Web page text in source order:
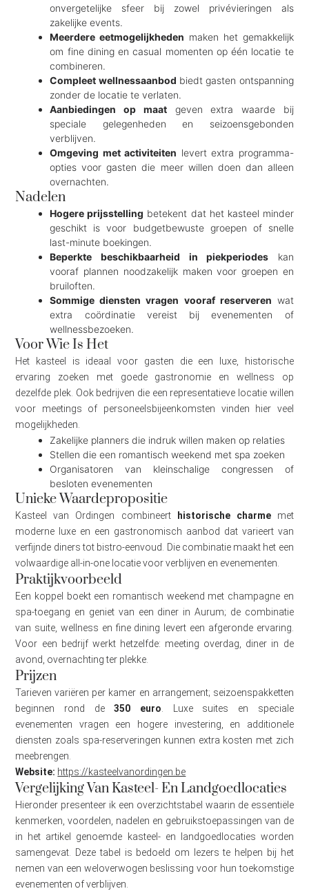
onvergetelijke sfeer bij zowel privévieringen als
zakelijke events.
Meerdere eetmogelijkheden maken het gemakkelijk
om fine dining en casual momenten op één locatie te
combineren.
Compleet wellnessaanbod biedt gasten ontspanning
zonder de locatie te verlaten.
Aanbiedingen op maatgeven extra waarde bij
speciale gelegenheden en seizoensgebonden
verblijven.
Omgeving met activiteiten levert extra programma-
opties voor gasten die meer willen doen dan alleen
overnachten.
Nadelen
Hogere prijsstelling betekent dat het kasteel minder
geschikt is voor budgetbewuste groepen of snelle
last-minute boekingen.
Beperkte beschikbaarheid in piekperiodes kan
vooraf plannen noodzakelijk maken voor groepen en
bruiloften.
Sommige diensten vragen vooraf reserveren wat
extra coördinatie vereist bij evenementen of
wellnessbezoeken.
Voor Wie Is Het
Het kasteel is ideaal voor gasten die een luxe, historische
ervaring zoeken met goede gastronomie en wellness op
dezelfde plek. Ook bedrijven die een representatieve locatie willen
voor meetings of personeelsbijeenkomsten vinden hier veel
mogelijkheden.
Zakelijke planners die indruk willen maken op relaties
Stellen die een romantisch weekend met spa zoeken
Organisatoren van kleinschalige congressen of
besloten evenementen
Unieke Waardepropositie
Kasteel van Ordingen combineert historische charmemet
moderne luxe en een gastronomisch aanbod dat varieert van
verfijnde diners tot bistro-eenvoud. Die combinatie maakt het een
volwaardige all-in-one locatie voor verblijven en evenementen.
Praktijkvoorbeeld
Een koppel boekt een romantisch weekend met champagne en
spa-toegang en geniet van een diner in Aurum; de combinatie
van suite, wellness en fine dining levert een afgeronde ervaring.
Voor een bedrijf werkt hetzelfde: meeting overdag, diner in de
avond, overnachting ter plekke.
Prijzen
Tarieven variëren per kamer en arrangement; seizoenspakketten
beginnen rond de350 euro. Luxe suites en speciale
evenementen vragen een hogere investering, en additionele
diensten zoals spa-reserveringen kunnen extra kosten met zich
meebrengen.
Website: https://kasteelvanordingen.be
Vergelijking Van Kasteel- En Landgoedlocaties
Hieronder presenteer ik een overzichtstabel waarin de essentiële
kenmerken, voordelen, nadelen en gebruikstoepassingen van de
in het artikel genoemde kasteel- en landgoedlocaties worden
samengevat. Deze tabel is bedoeld om lezers te helpen bij het
nemen van een weloverwogen beslissing voor hun toekomstige
evenementen of verblijven.